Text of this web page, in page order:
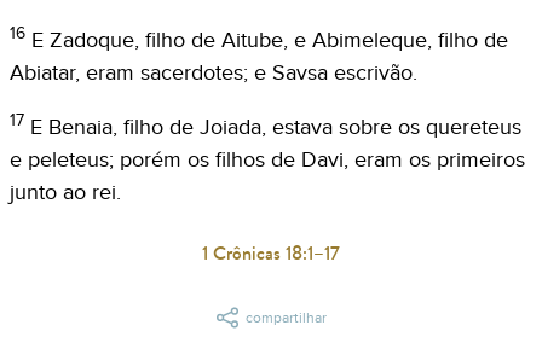
16 E Zadoque, filho de Aitube, e Abimeleque, filho de
Abiatar, eram sacerdotes; e Savsa escrivão.
17 E Benaia, filho de Joiada, estava sobre os quereteus
e peleteus; porém os filhos de Davi, eram os primeiros
junto ao rei.
1 Crônicas 18:1–17
compartilhar